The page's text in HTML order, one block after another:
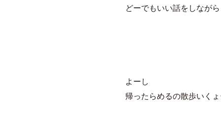
どーでもいい話をしなが
よーし
帰ったらめるの散歩いく